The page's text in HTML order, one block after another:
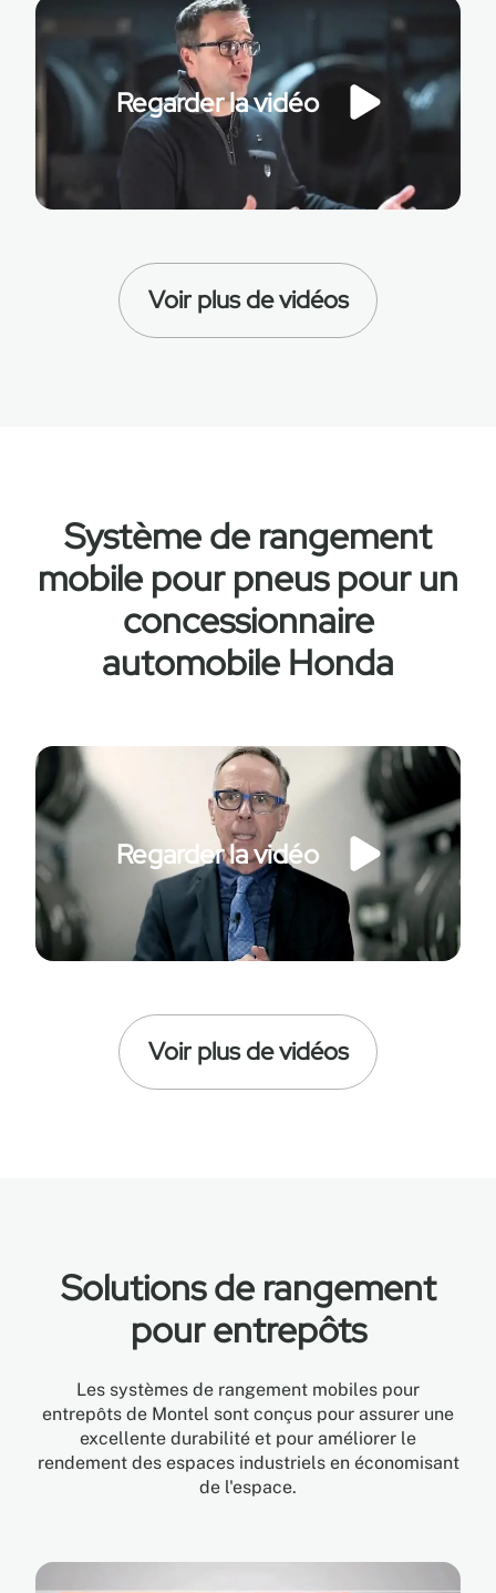
Regarder la vidéo
Voir plus de vidéos
Système de rangement
mobile pour pneus pour un
concessionnaire
automobile Honda
Regarder la vidéo
Voir plus de vidéos
Solutions de rangement
pour entrepôts
Les systèmes de rangement mobiles pour
entrepôts de Montel sont conçus pour assurer une
excellente durabilité et pour améliorer le
rendement des espaces industriels en économisant
de l'espace.